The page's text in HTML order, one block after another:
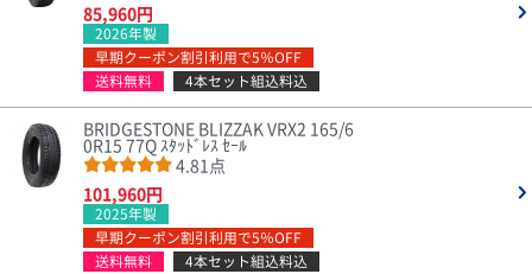
85,960円
2026年製
早期クーポン割引利用で5％OFF
送料無料
4本セット組込料込
BRIDGESTONE BLIZZAK VRX2 165/6
0R15 77Q ｽﾀｯﾄﾞﾚｽ ｾｰﾙ
4.81点
101,960円
2025年製
早期クーポン割引利用で5％OFF
送料無料
4本セット組込料込